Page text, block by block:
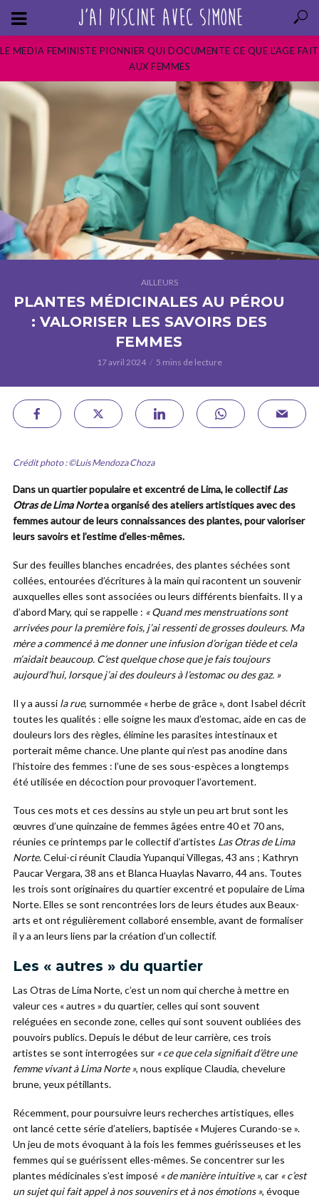
LE MEDIA FEMINISTE PIONNIER QUI DOCUMENTE CE QUE L’AGE FAIT
AUX FEMMES
AILLEURS
PLANTES MÉDICINALES AU PÉROU
: VALORISER LES SAVOIRS DES
FEMMES
17 avril 2024 5 mins de lecture
Crédit photo : ©Luis Mendoza Choza
Dans un quartier populaire et excentré de Lima, le collectifLas
Otras de Lima Nortea organisé des ateliers artistiques avec des
femmes autour de leurs connaissances des plantes, pour valoriser
leurs savoirset l’estime d’elles-mêmes.
Sur des feuilles blanches encadrées, des plantes séchées sont
collées, entourées d’écritures à la main qui racontent un souvenir
auxquelles elles sont associées ou leurs différents bienfaits. Il y a
d’abord Mary, qui se rappelle : « Quand mes menstruations sont
arrivées pour la première fois, j’ai ressenti de grosses douleurs. Ma
mère a commencé à me donner une infusion d’origan tiède et cela
m’aidait beaucoup. C’est quelque chose que je fais toujours
aujourd’hui, lorsque j’ai des douleurs à l’estomac ou des gaz. »
Il y a aussi la rue, surnommée « herbe de grâce », dont Isabel décrit
toutes les qualités : elle soigne les maux d’estomac, aide en cas de
douleurs lors des règles, élimine les parasites intestinaux et
porterait même chance. Une plante qui n’est pas anodine dans
l’histoire des femmes : l’une de ses sous-espèces a longtemps
été utilisée en décoction pour provoquer l’avortement.
Tous ces mots et ces dessins au style un peu art brut sont les
œuvres d’une quinzaine de femmes âgées entre 40 et 70 ans,
réunies ce printemps par le collectif d’artistes Las Otras de Lima
Norte. Celui-ci réunit Claudia Yupanqui Villegas, 43 ans ; Kathryn
Paucar Vergara, 38 ans et Blanca Huaylas Navarro, 44 ans. Toutes
les trois sont originaires du quartier excentré et populaire de Lima
Norte. Elles se sont rencontrées lors de leurs études aux Beaux-
arts et ont régulièrement collaboré ensemble, avant de formaliser
il y a an leurs liens par la création d’un collectif.
Les « autres » du quartier
Las Otras de Lima Norte, c’est un nom qui cherche à mettre en
valeur ces « autres » du quartier, celles qui sont souvent
reléguées en seconde zone, celles qui sont souvent oubliées des
pouvoirs publics. Depuis le début de leur carrière, ces trois
artistes se sont interrogées sur « ce que cela signifiait d’être une
femme vivant à Lima Norte », nous explique Claudia, chevelure
brune, yeux pétillants.
Récemment, pour poursuivre leurs recherches artistiques, elles
ont lancé cette série d’ateliers, baptisée « Mujeres Curando-se ».
Un jeu de mots évoquant à la fois les femmes guérisseuses et les
femmes qui se guérissent elles-mêmes. Se concentrer sur les
plantes médicinales s’est imposé « de manière intuitive », car « c’est
un sujet qui fait appel à nos souvenirs et à nos émotions », évoque